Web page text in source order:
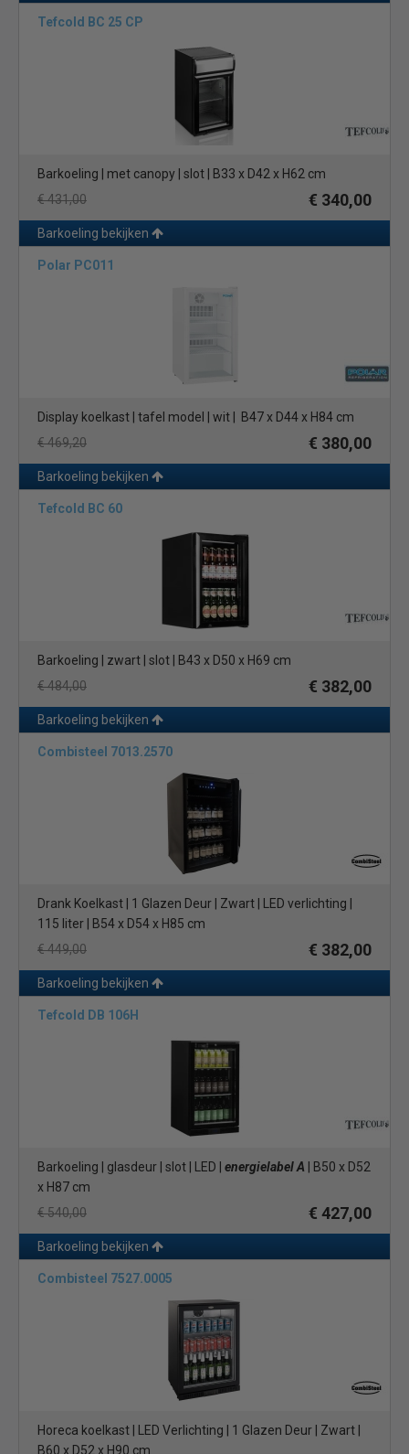
Tefcold BC 25 CP
Barkoeling | met canopy | slot | B33 x D42 x H62 cm
€ 431,00
€ 340,00
Barkoeling bekijken
Polar PC011
Display koelkast | tafel model | wit | B47 x D44 x H84 cm
€ 469,20
€ 380,00
Barkoeling bekijken
Tefcold BC 60
Barkoeling | zwart | slot | B43 x D50 x H69 cm
€ 484,00
€ 382,00
Barkoeling bekijken
Combisteel 7013.2570
Drank Koelkast | 1 Glazen Deur | Zwart | LED verlichting |
115 liter | B54 x D54 x H85 cm
€ 449,00
€ 382,00
Barkoeling bekijken
Tefcold DB 106H
Barkoeling | glasdeur | slot | LED | energielabel A | B50 x D52
x H87 cm
€ 540,00
€ 427,00
Barkoeling bekijken
Combisteel 7527.0005
Horeca koelkast | LED Verlichting | 1 Glazen Deur | Zwart |
B60 x D52 x H90 cm